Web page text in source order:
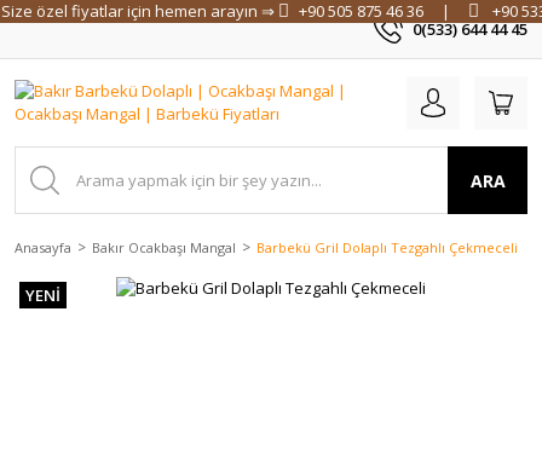
0(533) 644 44 45
ARA
Anasayfa Bakır Ocakbaşı Mangal Barbekü Gril Dolaplı Tezgahlı Çekmeceli
YENİ
Size özel fiyatlar için hemen arayın ⇒ +90 505 875 46 36 | +90